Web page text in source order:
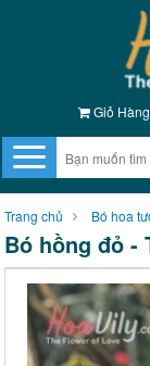
Giỏ Hàng
Trang chủ Bó hoa
Bó hồng đỏ -